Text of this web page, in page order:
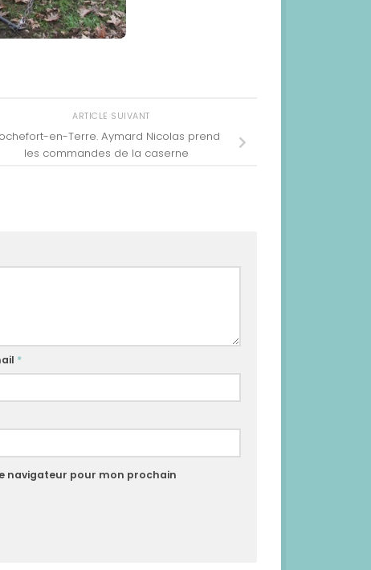
ARTICLE SUIVANT
en-Terre. Aymard Nicolas prend
les commandes de la caserne
*
navigateur pour mon prochain